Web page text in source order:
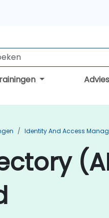
Advies
Identity And Access